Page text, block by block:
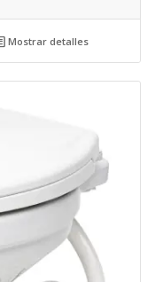
Mostrar detalles